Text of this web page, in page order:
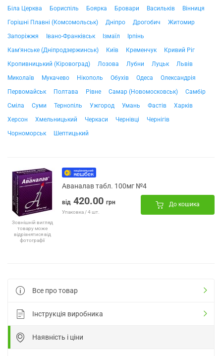
Біла Церква Бориспіль Боярка Бровари Васильків
Вінниця
Горішні Плавні (Комсомольськ)
Дніпро Дрогобич
Житомир
Запоріжжя
Івано-Франківськ Ізмаїл
Ірпінь
Кам'янське (Дніпродзержинськ)
Київ Кременчук
Кривий Ріг
Кропивницький (Кіровоград)
Лозова Лубни Луцьк
Львів
Миколаїв
Мукачево Нікополь Обухів Одеса
Олександрія
Первомайськ
Полтава Рівне Самар (Новомосковськ)
Самбір
Сміла
Суми Тернопіль Ужгород Умань Фастів
Харків
Херсон
Хмельницький Черкаси Чернівці
Чернігів
Чорноморськ
Шептицький
Зовнішній вигляд
товару може
відрізнятися від
фотографії
Аваналав табл. 100мг №4
від 420.00 грн
Упаковка / 4 шт.
До кошика
Все про товар
Інструкція виробника
Наявність і ціни